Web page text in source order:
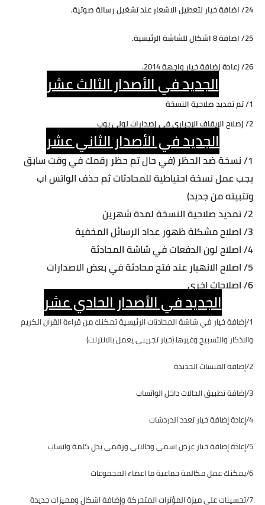
24/ اضافة خيار لتعطيل الاشعار عند تشغيل رسالة صوتية.
25/ اضافة 8 اشكال للشاشة الرئيسية.
26/ إعادة إضافة خيار واجهة 2014.
الجديد في الأصدار الثالث عشر
1/ تم تمديد صلاحية النسخة
2/ إصلاح الإيقاف الإجباري في إصدارات لولي بوب
الجديد في الأصدار الثاني عشر
1/ نسخة ضد الحظر (في حال تم حظر رقمك في وقت سابق
يجب عمل نسخة احتياطية للمحادثات ثم حذف الواتس اب
وتثبيته من جديد)
2/ تمديد صلاحية النسخة لمدة شهرين
3/ اصلاح مشكلة ظهور عداد الرسائل المخفية
4/ اصلاح لون الدفعات في شاشة المحادثة
5/ اصلاح الانهيار عند فتح محادثة في بعض الاصدارات
6/ اصلاحات اخرى
الجديد في الأصدار الحادي عشر
1/إضافة خيار في شاشة المحادثات الرئيسية تمكنك من قراءة القرآن الكريم
والاذكار والتسبيح وغيرها (خيار تجريبي يعمل بالانترنت)
2/إضافة الفيسات الجديدة
3/إضافة تطبيق الحالات داخل الواتساب
4/إعادة إضافة خيار تعدد الدردشات
5/إعادة إضافة خيار عرض اسمي وحالاتي ورقمي بدل كلمة واتساب
6/يمكنك عمل مكالمة جماعية ما اعضاء المجموعات
7/تحسينات على ميزة المؤثرات المتحركة وإضافة اشكال ومميزات جديدة